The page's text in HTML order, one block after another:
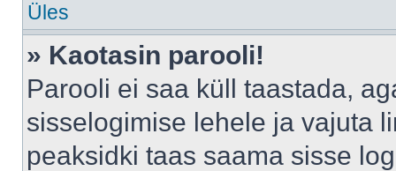
Üles
» Kaotasin parooli!
Parooli ei saa küll taastada,
sisselogimise lehele ja vajuta
peaksidki taas saama sisse